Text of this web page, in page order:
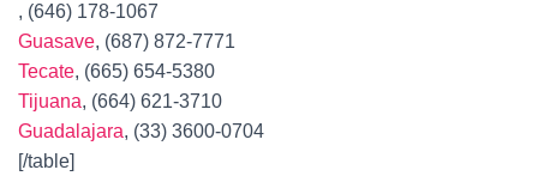
, (646) 178-1067
Guasave, (687) 872-7771
Tecate, (665) 654-5380
Tijuana, (664) 621-3710
Guadalajara, (33) 3600-0704
[/table]